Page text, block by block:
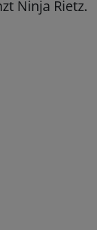
Ninja Rietz.